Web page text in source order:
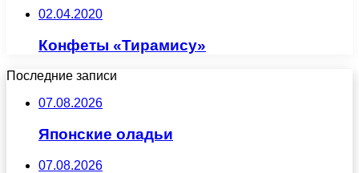
02.04.2020
Конфеты «Тирамису»
Последние записи
07.08.2026
Японские оладьи
07.08.2026